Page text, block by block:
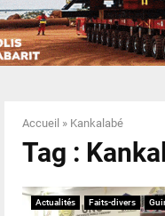
Accueil » Kankalabé
Tag :
Actualités Faits-divers